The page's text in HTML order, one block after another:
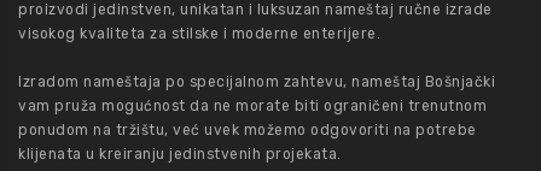
proizvodi jedinstven, unikatan i luksuzan nameštaj ručne izrade
visokog kvaliteta za stilske i moderne enterijere.
Izradom nameštaja po specijalnom zahtevu, nameštaj Bošnjački
vam pruža mogućnost da ne morate biti ograničeni trenutnom
ponudom na tržištu, već uvek možemo odgovoriti na potrebe
klijenata u kreiranju jedinstvenih projekata.